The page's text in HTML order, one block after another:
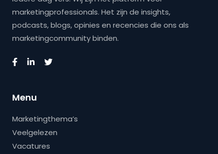
marketingprofessionals. Het zijn de insights,
podcasts, blogs, opinies en recencies die ons als
marketingcommunity binden.
Menu
Marketingthema’s
Veelgelezen
Vacatures